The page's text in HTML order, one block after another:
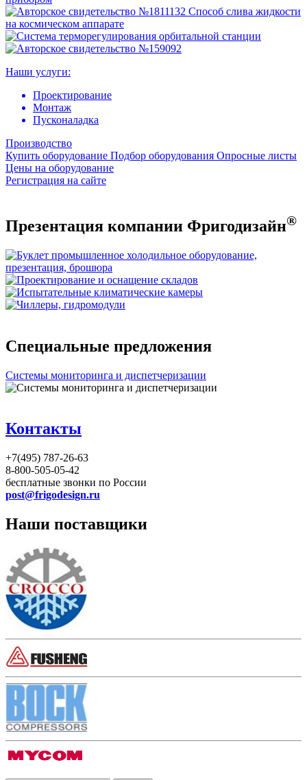
Наши услуги:
Проектирование
Монтаж
Пусконаладка
Производство
Купить оборудование Подбор оборудования Опросные листы
Цены на оборудование
Регистрация на сайте
Презентация компании Фригодизайн®
Специальные предложения
Системы мониторинга и диспетчеризации
Контакты
+7(495) 787-26-63
8-800-505-05-42
бесплатные звонки по России
post@frigodesign.ru
Наши поставщики